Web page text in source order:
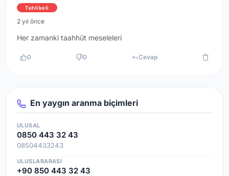
Tehlikeli
2 yıl önce
Her zamanki taahhüt meseleleri
0 0 Cevap
En yaygın aranma biçimleri
ULUSAL
0850 443 32 43
08504433243
ULUSLARARASI
+90 850 443 32 43